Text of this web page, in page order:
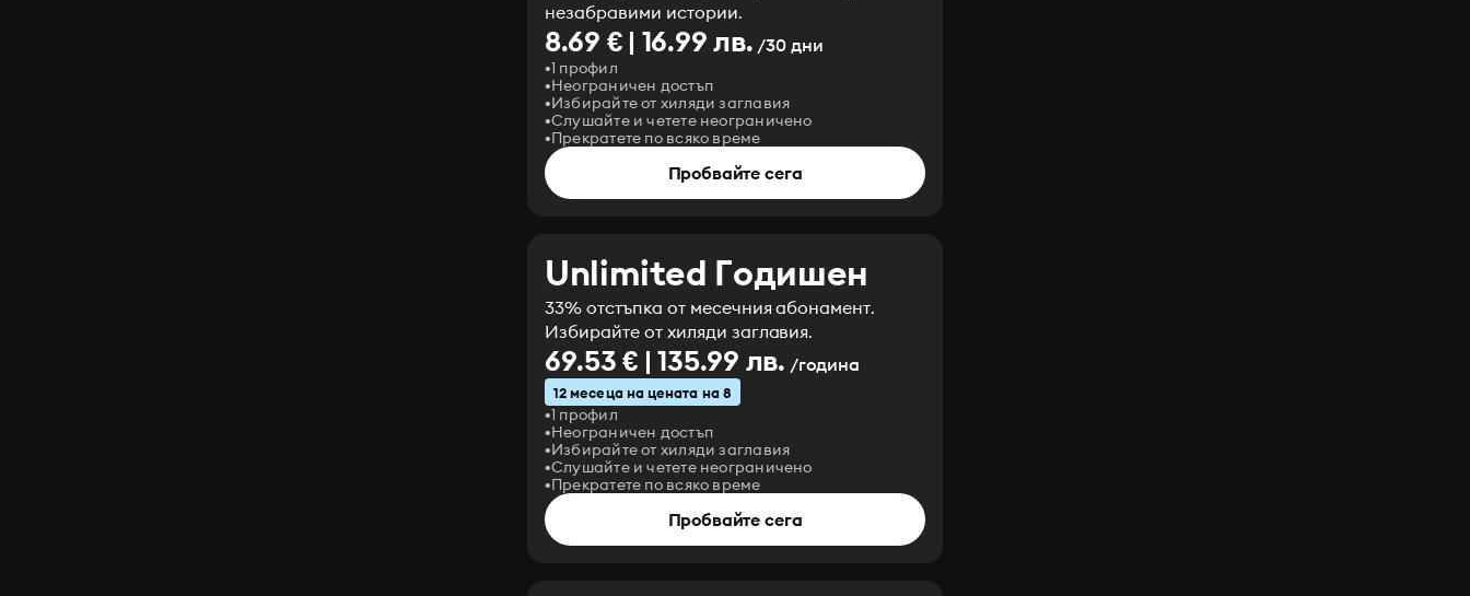
незабравими истории.
8.69 € | 16.99 лв. /30 дни
1 профил
Неограничен достъп
Избирайте от хиляди заглавия
Слушайте и четете неограничено
Прекратете по всяко време
Пробвайте сега
Unlimited Годишен
33% отстъпка от месечния абонамент.
Избирайте от хиляди заглавия.
69.53 € | 135.99 лв. /година
12 месеца на цената на 8
1 профил
Неограничен достъп
Избирайте от хиляди заглавия
Слушайте и четете неограничено
Прекратете по всяко време
Пробвайте сега